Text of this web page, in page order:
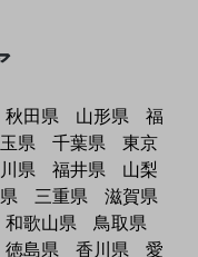
秋田県 山形県
福
県 千葉県
東京
県 福井県
山梨
三重県
滋賀県
和歌山県
鳥取県
徳島県 香川県 愛